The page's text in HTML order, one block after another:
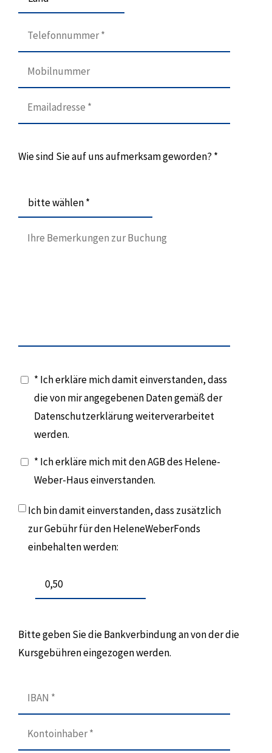
Wie sind Sie auf uns aufmerksam geworden? *
bitte wählen *
* Ich erkläre mich damit einverstanden, dass
die von mir angegebenen Daten gemäß der
Datenschutzerklärung weiterverarbeitet
werden.
* Ich erkläre mich mit den AGB des Helene-
Weber-Haus einverstanden.
Ich bin damit einverstanden, dass zusätzlich
zur Gebühr für den HeleneWeberFonds
einbehalten werden:
Bitte geben Sie die Bankverbindung an von der die
Kursgebühren eingezogen werden.